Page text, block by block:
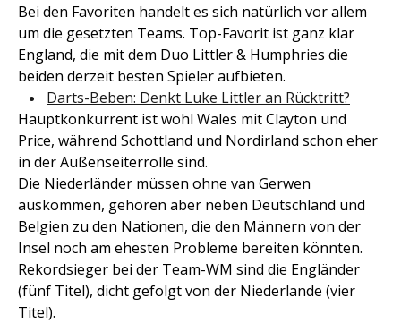
Bei den Favoriten handelt es sich natürlich vor allem
um die gesetzten Teams. Top-Favorit ist ganz klar
England, die mit dem Duo Littler & Humphries die
beiden derzeit besten Spieler aufbieten.
Darts-Beben: Denkt Luke Littler an Rücktritt?
Hauptkonkurrent ist wohl Wales mit Clayton und
Price, während Schottland und Nordirland schon eher
in der Außenseiterrolle sind.
Die Niederländer müssen ohne van Gerwen
auskommen, gehören aber neben Deutschland und
Belgien zu den Nationen, die den Männern von der
Insel noch am ehesten Probleme bereiten könnten.
Rekordsieger bei der Team-WM sind die Engländer
(fünf Titel), dicht gefolgt von der Niederlande (vier
Titel).